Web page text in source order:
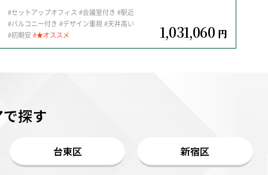
#セットアップオフィス #会議室付き #駅近
#バルコニー付き #デザイン重視#天井高い
#初期安 #★オススメ 1,031,060 円
探す
台東区 新宿区